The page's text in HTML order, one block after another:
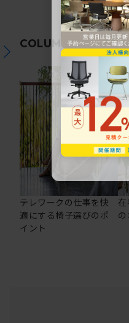
COLUMN関連コラム
テレワークの仕事を快
適にする椅子選びのポ
イント